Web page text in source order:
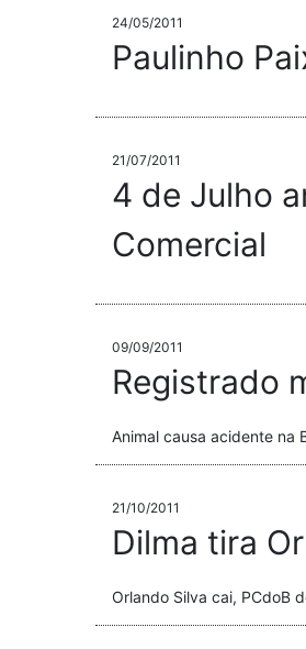
24/05/2011
Paulinho
21/07/2011
4 de Julho
Comercial
09/09/2011
Registrado
Animal causa acidente na
21/10/2011
Dilma tira
Orlando Silva cai, PCdoB